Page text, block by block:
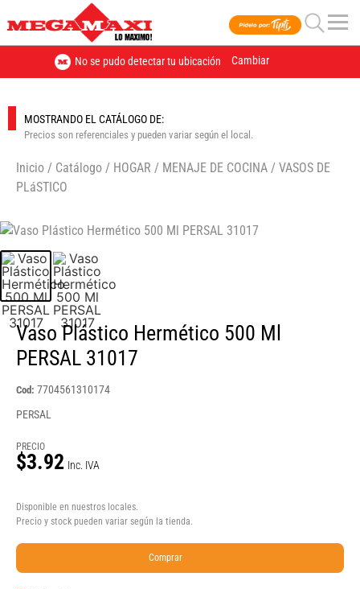
No se pudo detectar tu ubicación Cambiar
MOSTRANDO EL CATÁLOGO DE:
Precios son referenciales y pueden variar según el local.
Inicio / Catálogo / HOGAR / MENAJE DE COCINA / VASOS DE
PLáSTICO
Vaso Plástico Hermético 500 Ml
PERSAL 31017
Cod: 7704561310174
PERSAL
PRECIO
$3.92 Inc. IVA
Disponible en nuestros locales.
Precio y stock pueden variar según la tienda.
Comprar